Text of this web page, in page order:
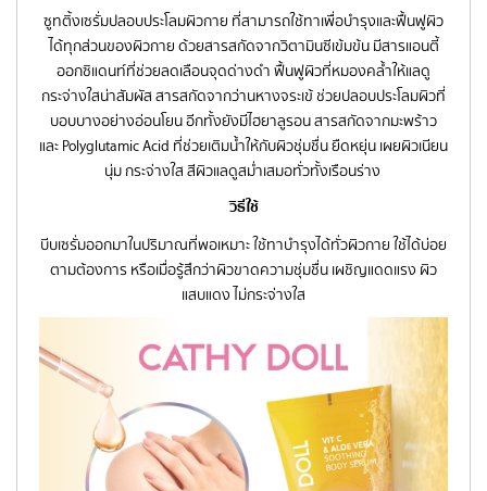
ซูทติ้งเซรั่มปลอบประโลมผิวกาย ที่สามารถใช้ทาเพื่อบำรุงและฟื้นฟูผิว
ได้ทุกส่วนของผิวกาย ด้วยสารสกัดจากวิตามินซีเข้มข้น มีสารแอนตี้
ออกซิแดนท์ที่ช่วยลดเลือนจุดด่างดำ ฟื้นฟูผิวที่หมองคล้ำให้แลดู
กระจ่างใสน่าสัมผัส สารสกัดจากว่านหางจระเข้ ช่วยปลอบประโลมผิวที่
บอบบางอย่างอ่อนโยน อีกทั้งยังมีไฮยาลูรอน สารสกัดจากมะพร้าว
และ Polyglutamic Acid ที่ช่วยเติมน้ำให้กับผิวชุ่มชื่น ยืดหยุ่น เผยผิวเนียน
นุ่ม กระจ่างใส สีผิวแลดูสม่ำเสมอทั่วทั้งเรือนร่าง
วิธีใช้
บีบเซรั่มออกมาในปริมาณที่พอเหมาะ ใช้ทาบำรุงได้ทั่วผิวกาย ใช้ได้บ่อย
ตามต้องการ หรือเมื่อรู้สึกว่าผิวขาดความชุ่มชื่น เผชิญแดดแรง ผิว
แสบแดง ไม่กระจ่างใส